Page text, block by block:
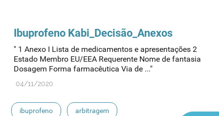
Ibuprofeno Kabi_Decisão_Anexos
" 1 Anexo I Lista de medicamentos e apresentações 2
Estado Membro EU/EEA Requerente Nome de fantasia
Dosagem Forma farmacêutica Via de ..."
04/11/2020
ibuprofeno arbitragem